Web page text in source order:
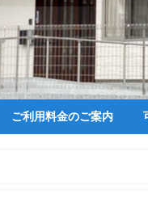
ご利用料金のご案内